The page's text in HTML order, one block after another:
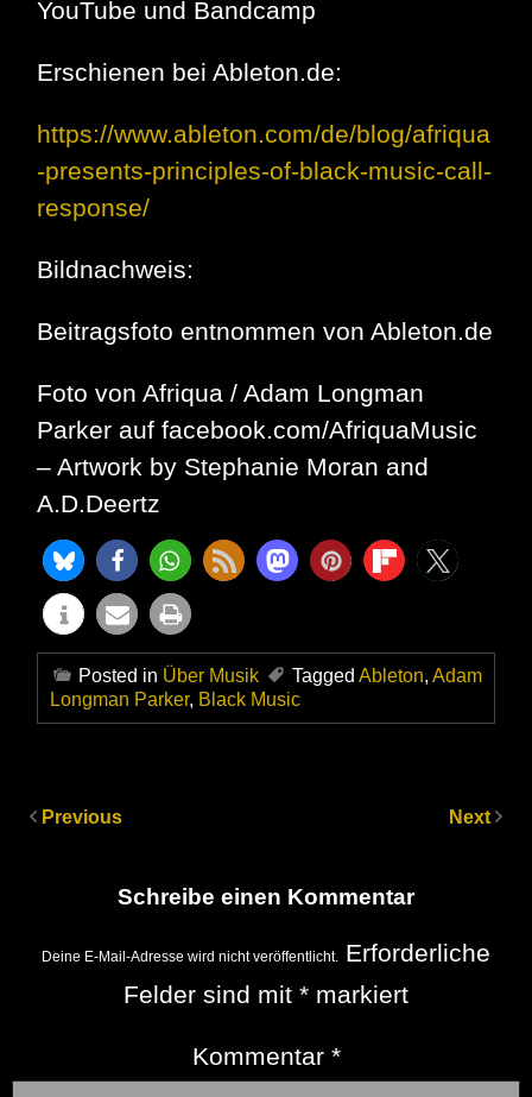
YouTube und Bandcamp
Erschienen bei Ableton.de:
https://www.ableton.com/de/blog/afriqua
-presents-principles-of-black-music-call-
response/
Bildnachweis:
Beitragsfoto entnommen von Ableton.de
Foto von Afriqua / Adam Longman
Parker auf facebook.com/AfriquaMusic
– Artwork by Stephanie Moran and
A.D.Deertz
Posted in Über Musik Tagged Ableton, Adam
Longman Parker, Black Music
Previous Next
Schreibe einen Kommentar
Deine E-Mail-Adresse wird nicht veröffentlicht. Erforderliche
Felder sind mit * markiert
Kommentar *